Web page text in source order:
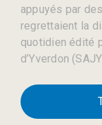
appuyés par
regrettaient la
quotidien édité
d’Yverdon